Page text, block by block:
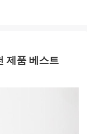
제품 베스트